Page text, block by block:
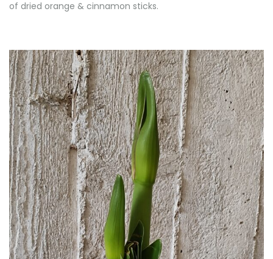
of dried orange & cinnamon sticks.